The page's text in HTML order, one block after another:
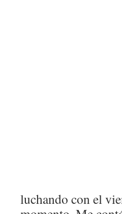
luchando con el